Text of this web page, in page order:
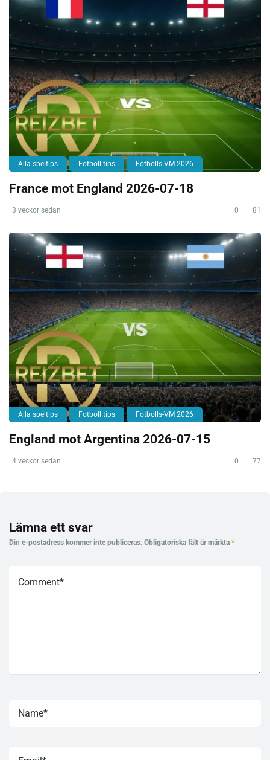
Alla speltips Fotboll tips Fotbolls-VM 2026
France mot England 2026-07-18
3 veckor sedan 0 81
Alla speltips Fotboll tips Fotbolls-VM 2026
England mot Argentina 2026-07-15
4 veckor sedan 0 77
Lämna ett svar
Din e-postadress kommer inte publiceras. Obligatoriska fält är märkta *